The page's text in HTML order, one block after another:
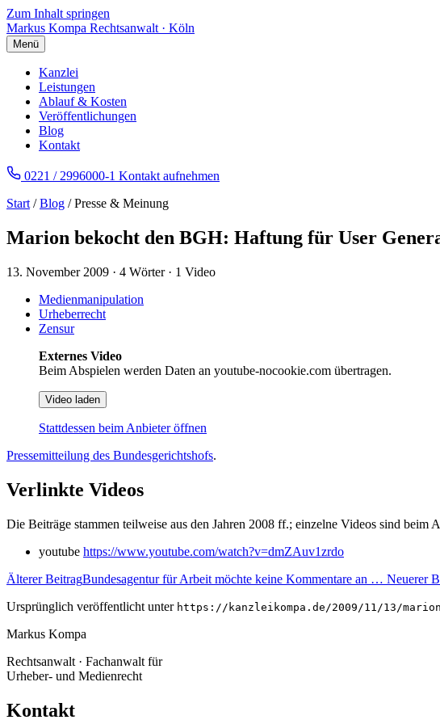
Zum Inhalt springen
Markus Kompa Rechtsanwalt · Köln
Menü
Kanzlei
Leistungen
Ablauf & Kosten
Veröffentlichungen
Blog
Kontakt
0221 / 2996000-1 Kontakt aufnehmen
Start /Blog / Presse & Meinung
Marion bekocht den BGH: Haftung für User
13. November 2009 · 4 Wörter · 1 Video
Medienmanipulation
Urheberrecht
Zensur
Externes Video
Beim Abspielen werden Daten an youtube-nocookie.com übertragen.
Video laden
Stattdessen beim Anbieter öffnen
Pressemitteilung des Bundesgerichtshofs.
Verlinkte Videos
Die Beiträge stammen teilweise aus den Jahren 2008 ff.; einzelne Videos sind beim
youtube https://www.youtube.com/watch?v=dmZAuv1zrdo
Älterer BeitragBundesagentur für Arbeit möchte keine Kommentare an … Neuerer
Ursprünglich veröffentlicht unter https://kanzleikompa.de/2009/11/13/
Markus Kompa
Rechtsanwalt · Fachanwalt für
Urheber- und Medienrecht
Kontakt